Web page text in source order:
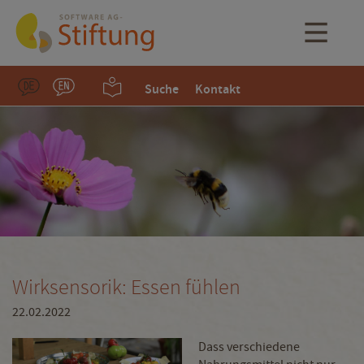
Suche Kontakt
Wirksensorik: Essen fühlen
22.02.2022
Dass verschiedene